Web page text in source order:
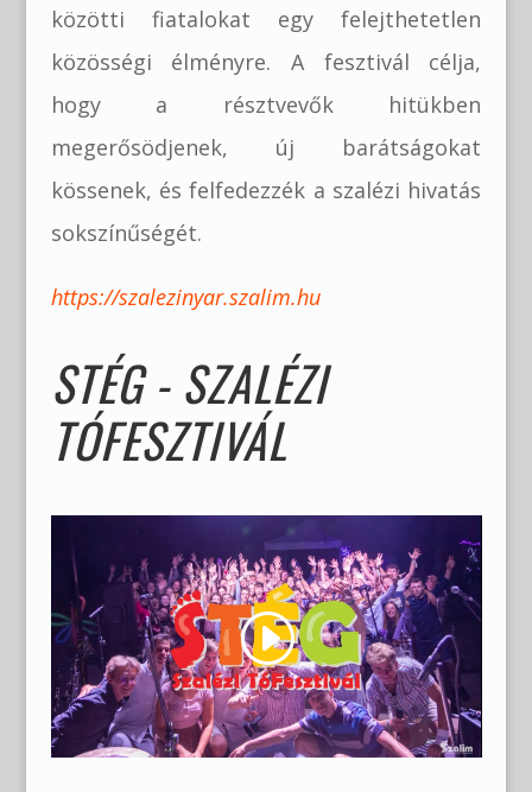
közötti fiatalokat egy felejthetetlen
közösségi élményre. A fesztivál célja,
hogy a résztvevők hitükben
megerősödjenek, új barátságokat
kössenek, és felfedezzék a szalézi hivatás
sokszínűségét.
https://szalezinyar.szalim.hu
STÉG - SZALÉZI
TÓFESZTIVÁL